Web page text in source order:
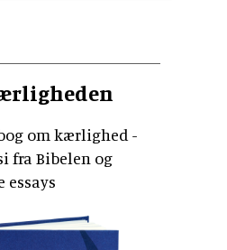
om kærlighed -
fra Bibelen og